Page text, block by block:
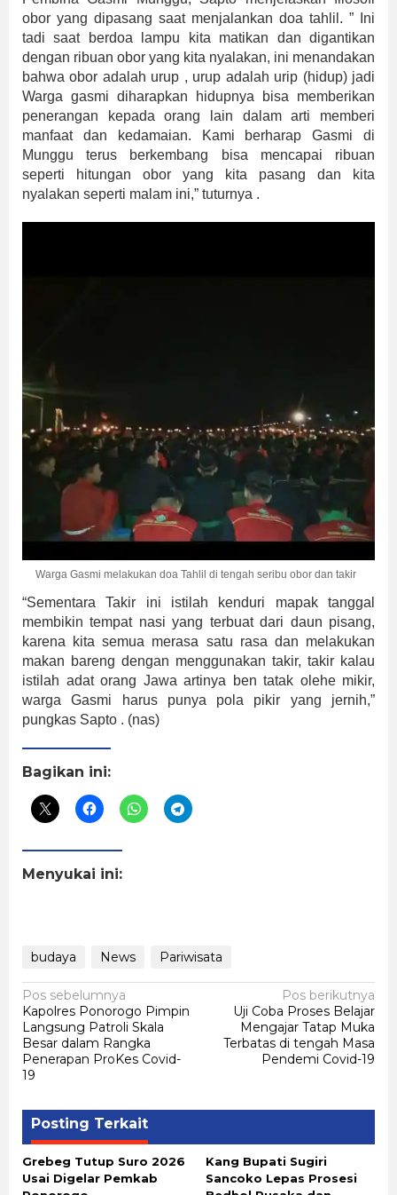
obor yang dipasang saat menjalankan doa tahlil. ” Ini
tadi saat berdoa lampu kita matikan dan digantikan
dengan ribuan obor yang kita nyalakan, ini menandakan
bahwa obor adalah urup , urup adalah urip (hidup) jadi
Warga gasmi diharapkan hidupnya bisa memberikan
penerangan kepada orang lain dalam arti memberi
manfaat dan kedamaian. Kami berharap Gasmi di
Munggu terus berkembang bisa mencapai ribuan
seperti hitungan obor yang kita pasang dan kita
nyalakan seperti malam ini,” tuturnya .
Warga Gasmi melakukan doa Tahlil di tengah seribu obor dan takir
“Sementara Takir ini istilah kenduri mapak tanggal
membikin tempat nasi yang terbuat dari daun pisang,
karena kita semua merasa satu rasa dan melakukan
makan bareng dengan menggunakan takir, takir kalau
istilah adat orang Jawa artinya ben tatak olehe mikir,
warga Gasmi harus punya pola pikir yang jernih,”
pungkas Sapto . (nas)
Bagikan ini:
Menyukai ini:
budaya News Pariwisata
Navigasi
pos
Pos sebelumnya
Kapolres Ponorogo Pimpin
Langsung Patroli Skala
Besar dalam Rangka
Penerapan ProKes Covid-
19
Pos berikutnya
Uji Coba Proses Belajar
Mengajar Tatap Muka
Terbatas di tengah Masa
Pendemi Covid-19
Posting Terkait
Grebeg Tutup Suro 2026
Usai Digelar Pemkab
Kang Bupati Sugiri
Sancoko Lepas Prosesi